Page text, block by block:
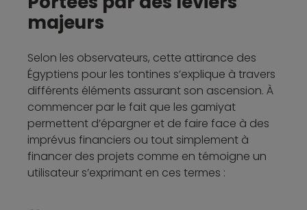
majeurs
Selon les observateurs, cette attirance des
Égyptiens pour les tontines s’explique à travers
différents éléments assurant son ascension. À
commencer par le fait que les gamiyat
permettent d’épargner et de faire face à des
imprévus financiers ou tout simplement à
financer des projets comme en témoigne un
utilisateur s’exprimant en ces termes :